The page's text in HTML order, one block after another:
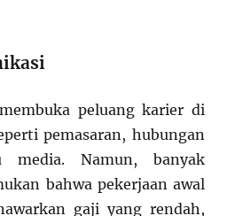
peluang karier di
pemasaran, hubungan
media. Namun, banyak
bahwa pekerjaan awal
gaji yang rendah,